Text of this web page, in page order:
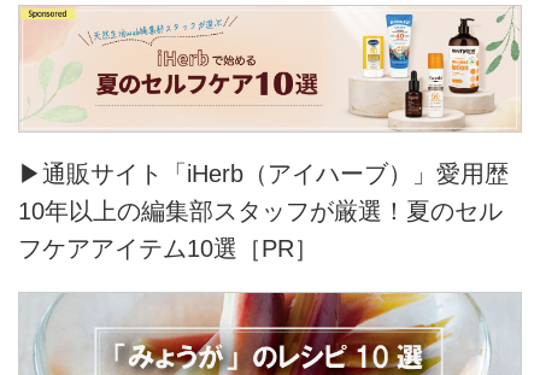
▶通販サイト「iHerb（アイハーブ）」愛用歴
10年以上の編集部スタッフが厳選！夏のセル
フケアアイテム10選［PR］